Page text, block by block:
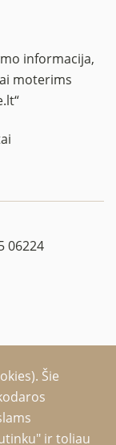
informacija,
moterims
06224
kopijuoti ir
Šie
ir toliau